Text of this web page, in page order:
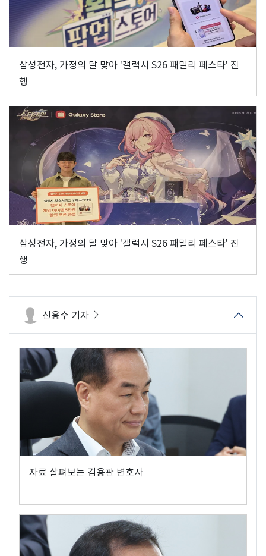
삼성전자, 가정의 달 맞아 '갤럭시 S26 패밀리 페스타' 진
행
삼성전자, 가정의 달 맞아 '갤럭시 S26 패밀리 페스타' 진
행
신웅수 기자
자료 살펴보는 김용관 변호사